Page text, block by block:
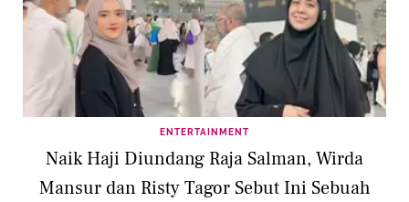
ENTERTAINMENT
Naik Haji Diundang Raja Salman, Wirda
Mansur dan Risty Tagor Sebut Ini Sebuah